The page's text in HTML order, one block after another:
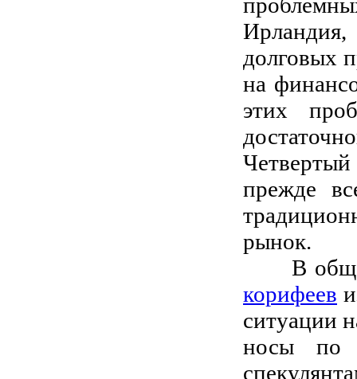
долговых
на
этих
прежде
рынок.
В
корифеев
ситуации
носы по